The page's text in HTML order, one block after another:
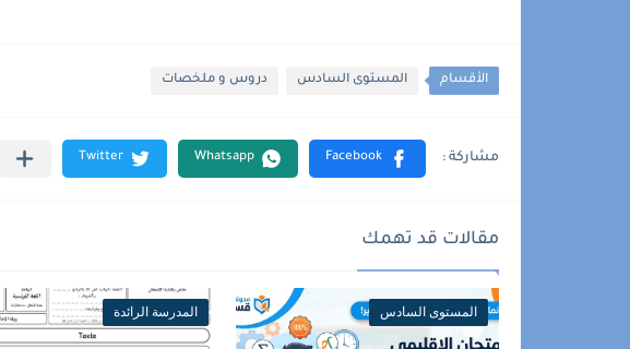
الأقسام المستوى السادس دروس و ملخصات
مقالات قد تهمك
المستوى السادس المدرسة الرائدة